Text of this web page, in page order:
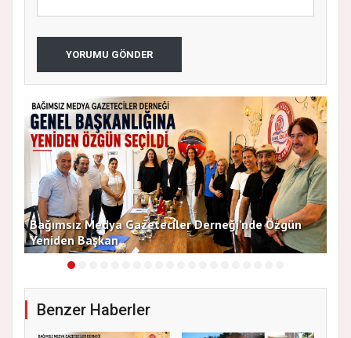
YORUMU GÖNDER
Bağımsız Medya Gazeteciler Derneği’nde Özgün
Yeniden Başkan
Benzer Haberler